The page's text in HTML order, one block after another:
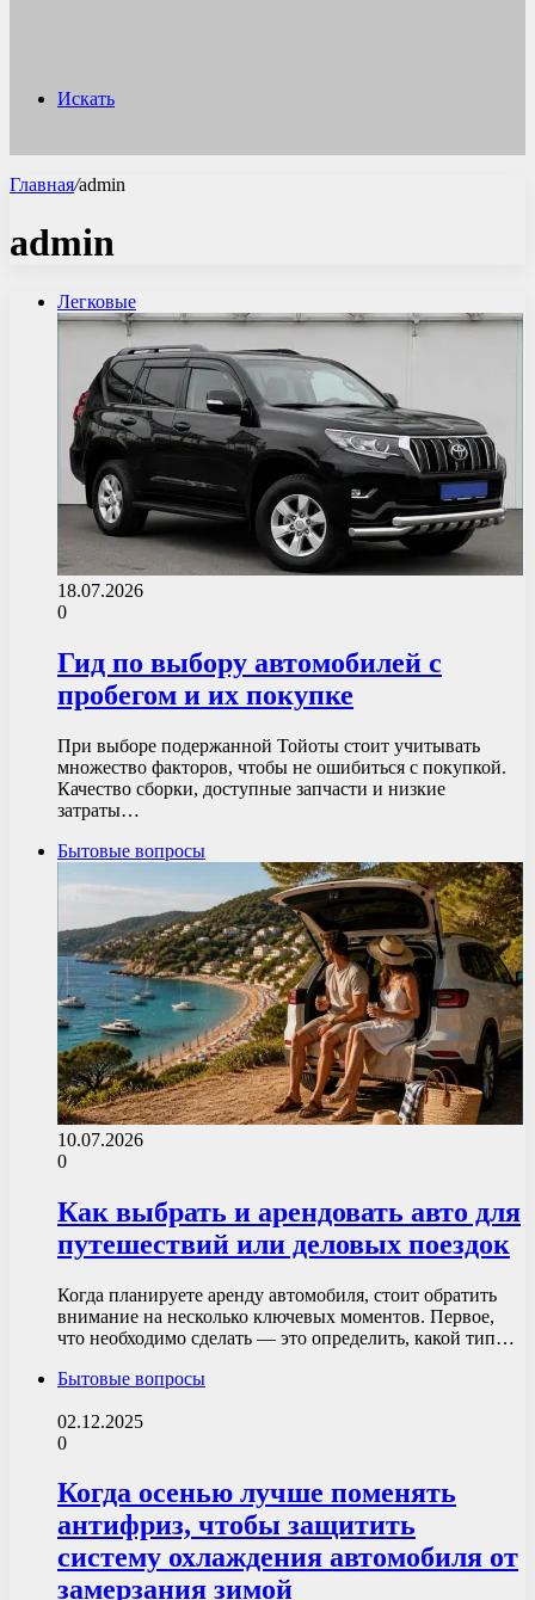
Искать
Главная/admin
admin
Легковые
18.07.2026
0
Гид по выбору автомобилей с
пробегом и их покупке
При выборе подержанной Тойоты стоит учитывать
множество факторов, чтобы не ошибиться с покупкой.
Качество сборки, доступные запчасти и низкие
затраты…
Бытовые вопросы
10.07.2026
0
Как выбрать и арендовать авто для
путешествий или деловых поездок
Когда планируете аренду автомобиля, стоит обратить
внимание на несколько ключевых моментов. Первое,
что необходимо сделать — это определить, какой тип…
Бытовые вопросы
02.12.2025
0
Когда осенью лучше поменять
антифриз, чтобы защитить
систему охлаждения автомобиля от
замерзания зимой